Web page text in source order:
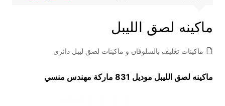
ماكينه لصق الليبل
ماكينات تغليف بالسلوفان و ماكينات لصق ليبل دائرى
ماكينه لصق الليبل موديل 831 ماركة مهندس منسي